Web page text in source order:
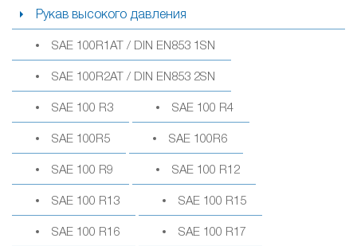
Рукав высокого давления
SAE 100R1AT / DIN EN853 1SN
SAE 100R2AT / DIN EN853 2SN
SAE 100 R3 SAE 100 R4
SAE 100R5 SAE 100R6
SAE 100 R9 SAE 100 R12
SAE 100 R13 SAE 100 R15
SAE 100 R16 SAE 100 R17